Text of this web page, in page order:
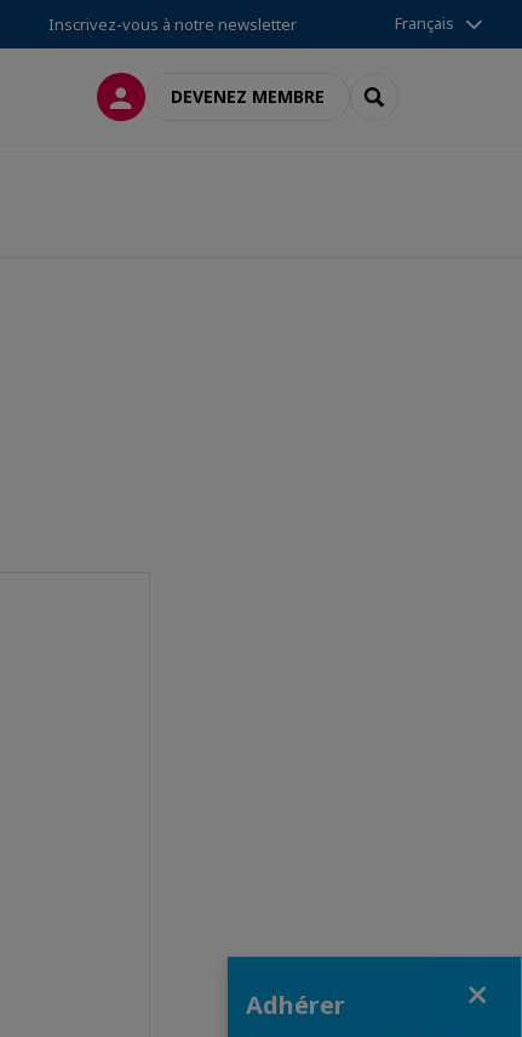
Inscrivez-vous à notre newsletter Français
CONNEXIONDEVENEZ MEMBRE RECHERCHER
Adhérer